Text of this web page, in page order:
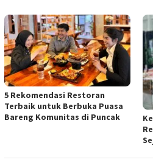
5 Rekomendasi Restoran
Terbaik untuk Berbuka Puasa
Bareng Komunitas di Puncak